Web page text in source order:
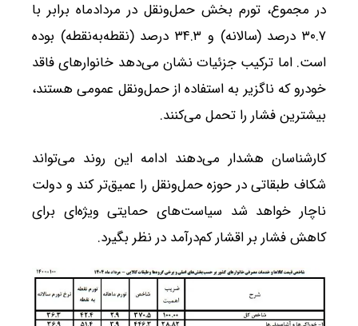
در مجموع، تورم بخش حمل‌ونقل در مردادماه برابر با
۳۰.۷ درصد (سالانه) و ۳۴.۳ درصد (نقطه‌به‌نقطه) بوده
است. اما ترکیب جزئیات نشان می‌دهد خانوارهای فاقد
خودرو که ناگزیر به استفاده از حمل‌ونقل عمومی هستند،
بیشترین فشار را تحمل می‌کنند.
کارشناسان هشدار می‌دهند ادامه این روند می‌تواند
شکاف طبقاتی در حوزه حمل‌ونقل را عمیق‌تر کند و دولت
ناچار خواهد شد سیاست‌های حمایتی ویژه‌ای برای
کاهش فشار بر اقشار کم‌درآمد در نظر بگیرد.